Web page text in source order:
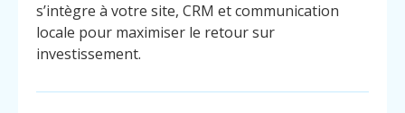
s’intègre à votre site, CRM et communication
locale pour maximiser le retour sur
investissement.